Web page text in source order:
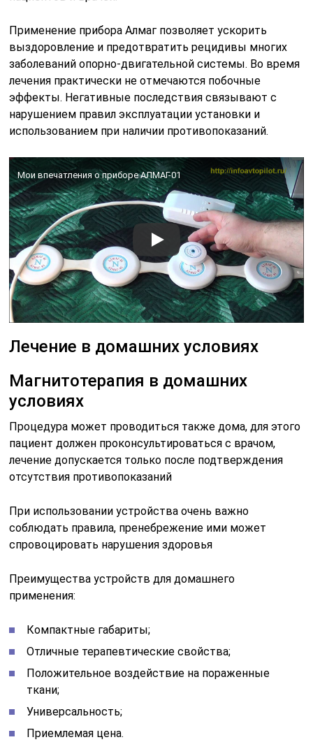
Применение прибора Алмаг позволяет ускорить
выздоровление и предотвратить рецидивы многих
заболеваний опорно-двигательной системы. Во время
лечения практически не отмечаются побочные
эффекты. Негативные последствия связывают с
нарушением правил эксплуатации установки и
использованием при наличии противопоказаний.
Мои впечатления о приборе АЛМАГ-01
Лечение в домашних условиях
Магнитотерапия в домашних
условиях
Процедура может проводиться также дома, для этого
пациент должен проконсультироваться с врачом,
лечение допускается только после подтверждения
отсутствия противопоказаний
При использовании устройства очень важно
соблюдать правила, пренебрежение ими может
спровоцировать нарушения здоровья
Преимущества устройств для домашнего
применения:
Компактные габариты;
Отличные терапевтические свойства;
Положительное воздействие на пораженные
ткани;
Универсальность;
Приемлемая цена.